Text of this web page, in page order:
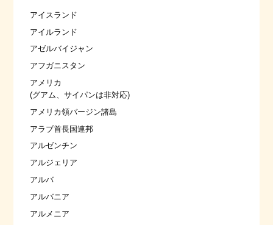
アイスランド
アイルランド
アゼルバイジャン
アフガニスタン
アメリカ
(グアム、サイパンは非対応)
アメリカ領バージン諸島
アラブ首長国連邦
アルゼンチン
アルジェリア
アルバ
アルバニア
アルメニア